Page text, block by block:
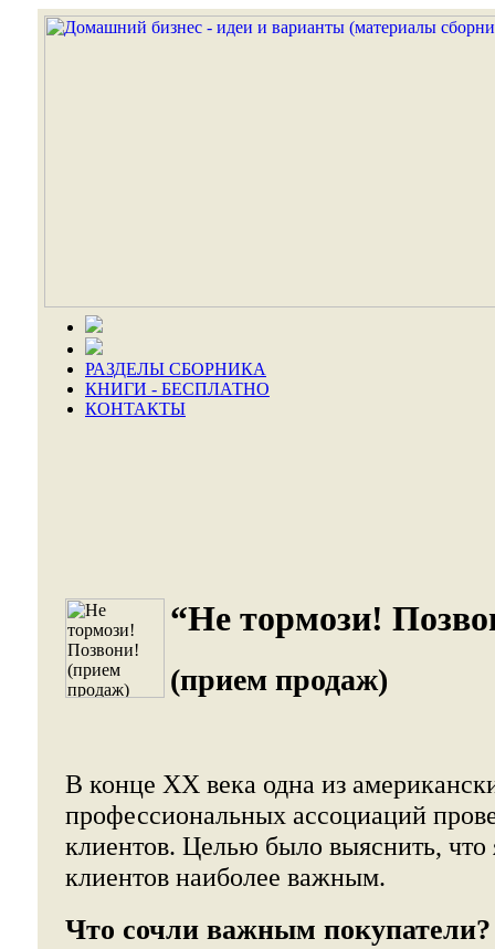
РАЗДЕЛЫ СБОРНИКА
КНИГИ - БЕСПЛАТНО
КОНТАКТЫ
“Не тормози!
(прием продаж)
В конце XX века одна из
профессиональных ассоциаций
клиентов. Целью было выяснить, что
клиентов наиболее важным.
Что сочли важным покупатели?